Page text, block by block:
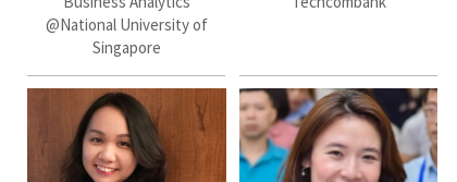
@National University of
Singapore